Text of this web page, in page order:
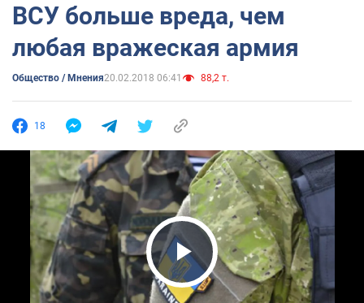
ВСУ больше вреда, чем
любая вражеская армия
Общество / Мнения20.02.2018 06:41 88,2 т.
18
Play Video